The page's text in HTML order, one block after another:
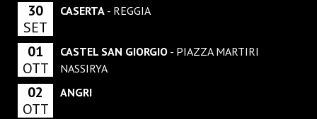
30
SET
CASERTA - REGGIA
01
OTT
CASTEL SAN GIORGIO - PIAZZA MARTIRI
NASSIRYA
02
OTT
ANGRI